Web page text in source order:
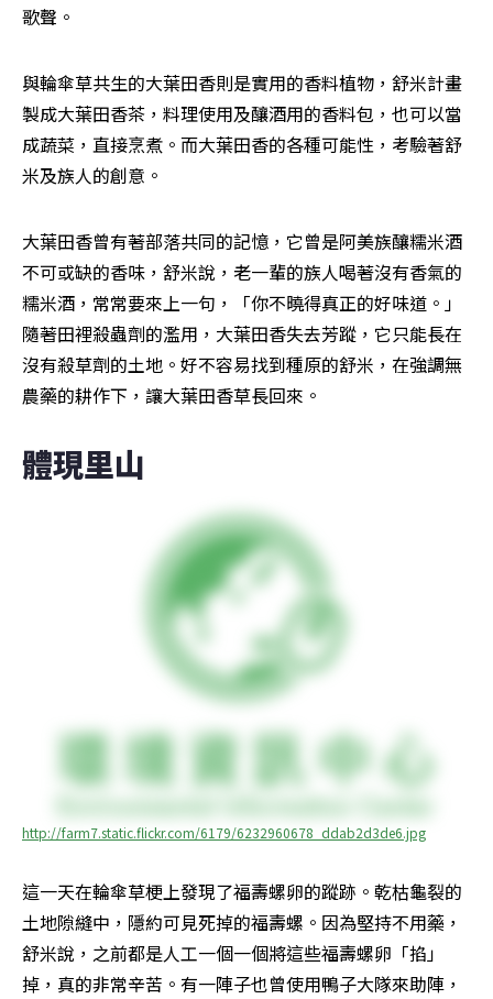
歌聲。
與輪傘草共生的大葉田香則是實用的香料植物，舒米計畫
製成大葉田香茶，料理使用及釀酒用的香料包，也可以當
成蔬菜，直接烹煮。而大葉田香的各種可能性，考驗著舒
米及族人的創意。
大葉田香曾有著部落共同的記憶，它曾是阿美族釀糯米酒
不可或缺的香味，舒米說，老一輩的族人喝著沒有香氣的
糯米酒，常常要來上一句，「你不曉得真正的好味道。」
隨著田裡殺蟲劑的濫用，大葉田香失去芳蹤，它只能長在
沒有殺草劑的土地。好不容易找到種原的舒米，在強調無
農藥的耕作下，讓大葉田香草長回來。
體現里山
http://farm7.static.flickr.com/6179/6232960678_ddab2d3de6.jpg
這一天在輪傘草梗上發現了福壽螺卵的蹤跡。乾枯龜裂的
土地隙縫中，隱約可見死掉的福壽螺。因為堅持不用藥，
舒米說，之前都是人工一個一個將這些福壽螺卵「掐」
掉，真的非常辛苦。有一陣子也曾使用鴨子大隊來助陣，